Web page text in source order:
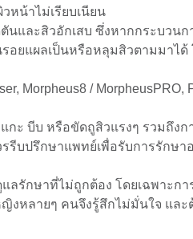
หน้าไม่เรียบเนียน
นและสิวอักเสบ ซึ่งหากกระบว
อยแผลเป็นหรือหลุมสิวตามมา
Morpheus8 /
ะ บีบ หรือขัดถูสิวแรงๆ รวมถึง
รีบปรึกษาแพทย์เพื่อรับการรักษา
ลรักษาที่ไม่ถูกต้อง โดยเฉพาะ
หลายๆ คนจึงรู้สึกไม่มั่นใจ แล